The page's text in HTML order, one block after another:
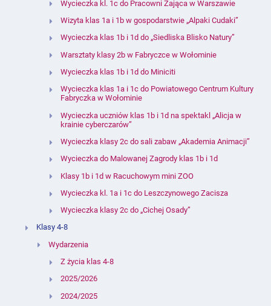
Wycieczka kl. 1c do Pracowni Zająca w Warszawie
Wizyta klas 1a i 1b w gospodarstwie „Alpaki Cudaki”
Wycieczka klas 1b i 1d do „Siedliska Blisko Natury”
Warsztaty klasy 2b w Fabryczce w Wołominie
Wycieczka klas 1b i 1d do Miniciti
Wycieczka klas 1a i 1c do Powiatowego Centrum Kultury
Fabryczka w Wołominie
Wycieczka uczniów klas 1b i 1d na spektakl „Alicja w
krainie cyberczarów”
Wycieczka klasy 2c do sali zabaw „Akademia Animacji”
Wycieczka do Malowanej Zagrody klas 1b i 1d
Klasy 1b i 1d w Racuchowym mini ZOO
Wycieczka kl. 1a i 1c do Leszczynowego Zacisza
Wycieczka klasy 2c do „Cichej Osady”
Klasy 4-8
Wydarzenia
Z życia klas 4-8
2025/2026
2024/2025